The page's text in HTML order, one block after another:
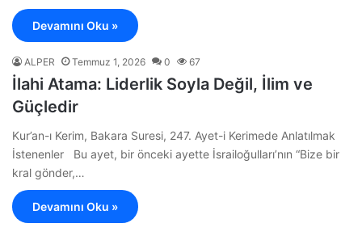
Devamını Oku »
ALPER Temmuz 1, 2026 0 67
İlahi Atama: Liderlik Soyla Değil, İlim ve
Güçledir
Kur’an-ı Kerim, Bakara Suresi, 247. Ayet-i Kerimede Anlatılmak
İstenenler Bu ayet, bir önceki ayette İsrailoğulları’nın “Bize bir
kral gönder,…
Devamını Oku »